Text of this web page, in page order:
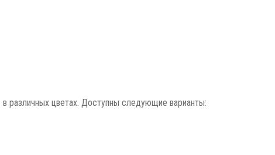
различных цветах. Доступны следующие варианты: